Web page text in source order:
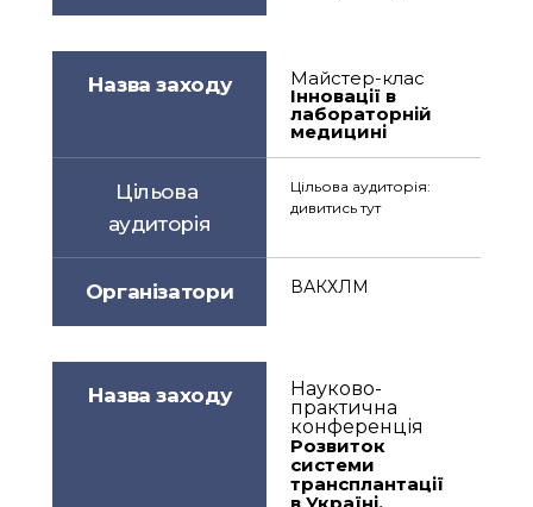
Назва заходу Майстер-клас
Інновації в
лабораторній
медицині
Цільова
аудиторія
Цільова аудиторія:
дивитись тут
Організатори ВАКХЛМ
Назва заходу
Науково-
практична
конференція
Розвиток
системи
трансплантації